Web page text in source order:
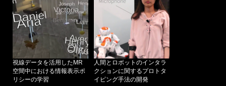
視線データを活用したMR
空間中における情報表示ポ
リシーの学習
人間とロボットのインタラ
クションに関するプロトタ
イピング手法の開発